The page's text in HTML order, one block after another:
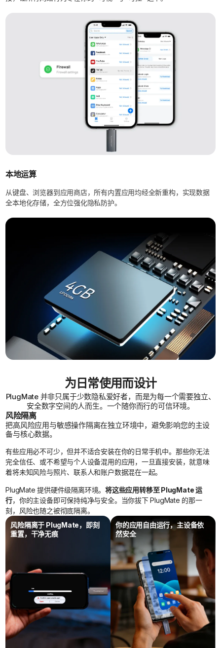
本地运算
从键盘、浏览器到应用商店，所有内置应用均经全新重构，实现数据
全本地化存储，全方位强化隐私防护。
为日常使用而设计
PlugMate 并非只属于少数隐私爱好者，而是为每一个需要独立、
安全数字空间的人而生。一个随你而行的可信环境。
风险隔离
把高风险应用与敏感操作隔离在独立环境中，避免影响您的主设
备与核心数据。
有些应用必不可少，但并不适合安装在你的日常手机中。那些你无法
完全信任、或不希望与个人设备混用的应用，一旦直接安装，就意味
着将未知风险与照片、联系人和账户数据混在一起。
PlugMate 提供硬件级隔离环境。将这些应用转移至 PlugMate 运
行，你的主设备即可保持纯净与安全。当你拔下 PlugMate 的那一
刻，风险也随之被彻底隔离。
风险隔离于 PlugMate，即刻
重置，干净无痕
你的应用自由运行，主设备依
然安全